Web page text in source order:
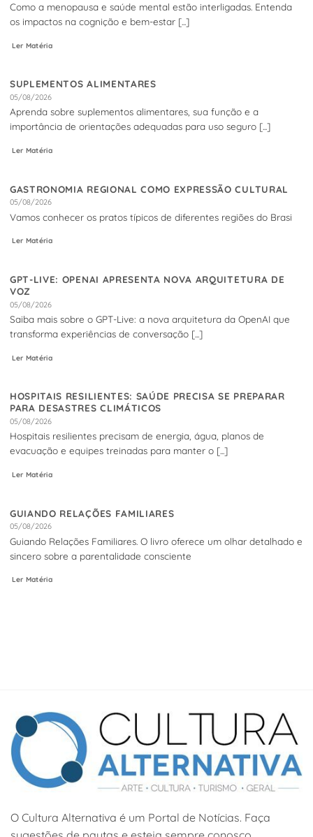
Como a menopausa e saúde mental estão interligadas. Entenda
os impactos na cognição e bem-estar [...]
Ler Matéria
SUPLEMENTOS ALIMENTARES
05/08/2026
Aprenda sobre suplementos alimentares, sua função e a
importância de orientações adequadas para uso seguro [...]
Ler Matéria
GASTRONOMIA REGIONAL COMO EXPRESSÃO CULTURAL
05/08/2026
Vamos conhecer os pratos típicos de diferentes regiões do Brasi
Ler Matéria
GPT-LIVE: OPENAI APRESENTA NOVA ARQUITETURA DE
VOZ
05/08/2026
Saiba mais sobre o GPT-Live: a nova arquitetura da OpenAI que
transforma experiências de conversação [...]
Ler Matéria
HOSPITAIS RESILIENTES: SAÚDE PRECISA SE PREPARAR
PARA DESASTRES CLIMÁTICOS
05/08/2026
Hospitais resilientes precisam de energia, água, planos de
evacuação e equipes treinadas para manter o [...]
Ler Matéria
GUIANDO RELAÇÕES FAMILIARES
05/08/2026
Guiando Relações Familiares. O livro oferece um olhar detalhado e
sincero sobre a parentalidade consciente
Ler Matéria
O Cultura Alternativa é um Portal de Notícias. Faça